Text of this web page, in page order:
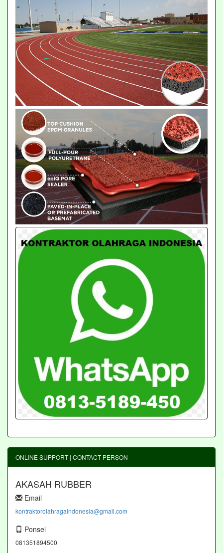
ONLINE SUPPORT | CONTACT PERSON
AKASAH RUBBER
Email
kontraktorolahragaindonesia@gmail.com
Ponsel
081351894500